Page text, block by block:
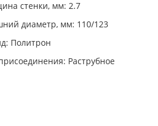
стенки, мм: 2.7
диаметр, мм: 110/123
Политрон
Раструбное